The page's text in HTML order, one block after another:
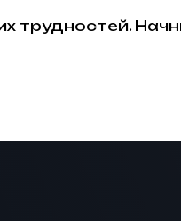
трудностей.